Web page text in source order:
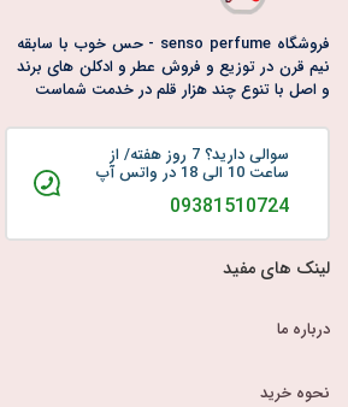
فروشگاه senso perfume - حس خوب با سابقه
نیم قرن در توزیع و فروش عطر و ادکلن های برند
و اصل با تنوع چند هزار قلم در خدمت شماست
سوالی دارید؟ 7 روز هفته/ از
ساعت 10 الی 18 در واتس آپ
09381510724
لینک های مفید
درباره ما
نحوه خرید